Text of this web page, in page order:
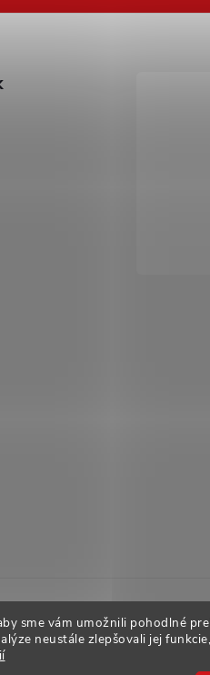
sme vám umožnili pohodlné
neustále zlepšovali jej